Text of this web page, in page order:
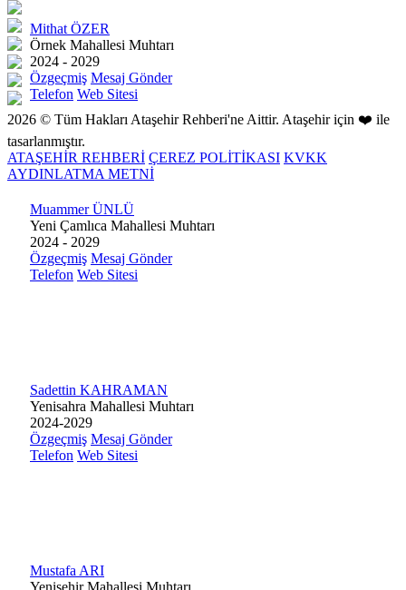
Mithat ÖZER
Örnek Mahallesi Muhtarı
2024 - 2029
Özgeçmiş Mesaj Gönder
Telefon Web Sitesi
Muammer ÜNLÜ
Yeni Çamlıca Mahallesi Muhtarı
2024 - 2029
Özgeçmiş Mesaj Gönder
Telefon Web Sitesi
Sadettin KAHRAMAN
Yenisahra Mahallesi Muhtarı
2024-2029
Özgeçmiş Mesaj Gönder
Telefon Web Sitesi
Mustafa ARI
Yenişehir Mahallesi Muhtarı
2026 © Tüm Hakları Ataşehir Rehberi'ne Aittir. Ataşehir için ❤️ ile
tasarlanmıştır.
ATAŞEHİR REHBERİ ÇEREZ POLİTİKASI KVKK
AYDINLATMA METNİ